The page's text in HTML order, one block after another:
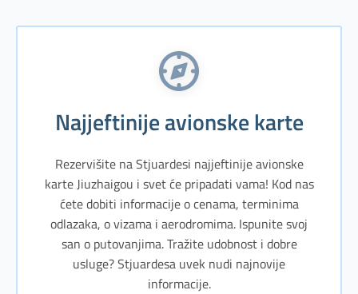
Najjeftinije avionske karte
Rezervišite na Stjuardesi najjeftinije avionske
karte Jiuzhaigou i svet će pripadati vama! Kod nas
ćete dobiti informacije o cenama, terminima
odlazaka, o vizama i aerodromima. Ispunite svoj
san o putovanjima. Tražite udobnost i dobre
usluge? Stjuardesa uvek nudi najnovije
informacije.